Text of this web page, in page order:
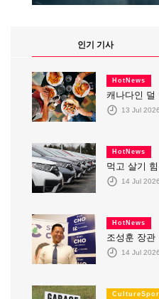
인기 기사
HotNews
캐나다인 덜
13 Jul 2026
HotNews
먹고 살기
14 Jul 2026
HotNews
조성훈 장관
14 Jul 2026